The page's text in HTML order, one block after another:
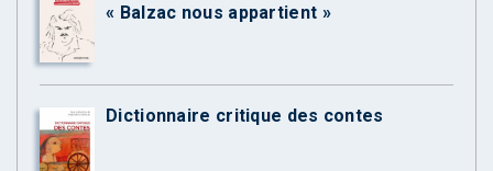
« Balzac nous appartient »
Dictionnaire critique des contes